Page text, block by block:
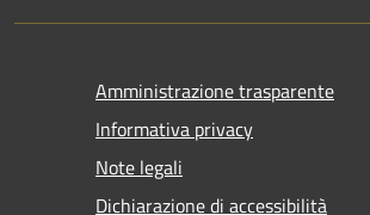
Amministrazione trasparente
Informativa privacy
Note legali
Dichiarazione di accessibilità